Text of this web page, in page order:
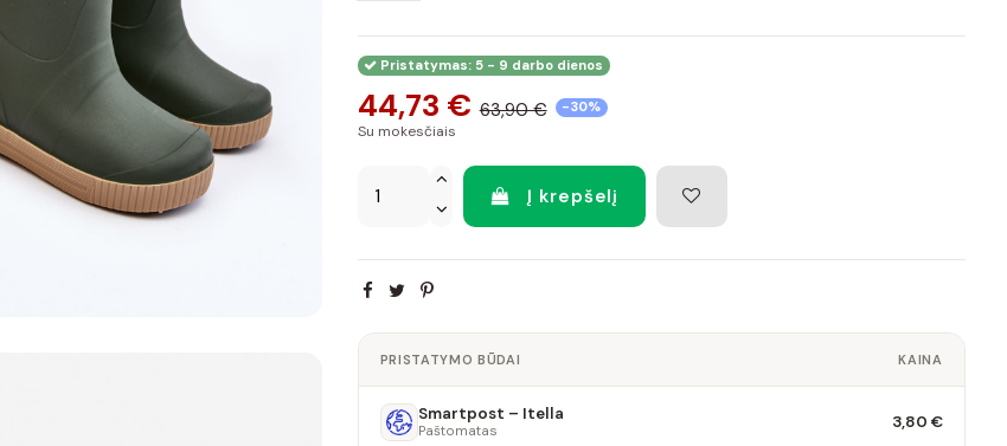
Pristatymas: 5 - 9 darbo dienos
44,73 € 63,90 € -30%
Su mokesčiais
Į krepšelį
PRISTATYMO BŪDAI KAINA
Smartpost – Itella
Paštomatas 3,80 €